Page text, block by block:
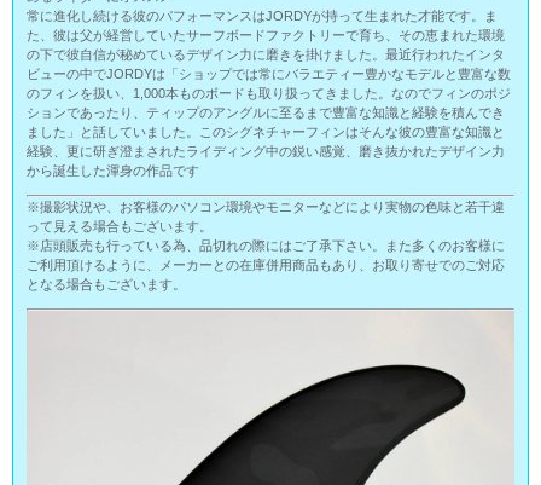
常に進化し続ける彼のパフォーマンスはJORDYが持って生まれた才能です。ま
た、彼は父が経営していたサーフボードファクトリーで育ち、その恵まれた環境
の下で彼自信が秘めているデザイン力に磨きを掛けました。最近行われたインタ
ビューの中でJORDYは「ショップでは常にバラエティー豊かなモデルと豊富な数
のフィンを扱い、1,000本ものボードも取り扱ってきました。なのでフィンのポジ
ションであったり、ティップのアングルに至るまで豊富な知識と経験を積んでき
ました」と話していました。このシグネチャーフィンはそんな彼の豊富な知識と
経験、更に研ぎ澄まされたライディング中の鋭い感覚、磨き抜かれたデザイン力
から誕生した渾身の作品です
※撮影状況や、お客様のパソコン環境やモニターなどにより実物の色味と若干違
って見える場合もございます。
※店頭販売も行っている為、品切れの際にはご了承下さい。また多くのお客様に
ご利用頂けるように、メーカーとの在庫併用商品もあり、お取り寄せでのご対応
となる場合もございます。